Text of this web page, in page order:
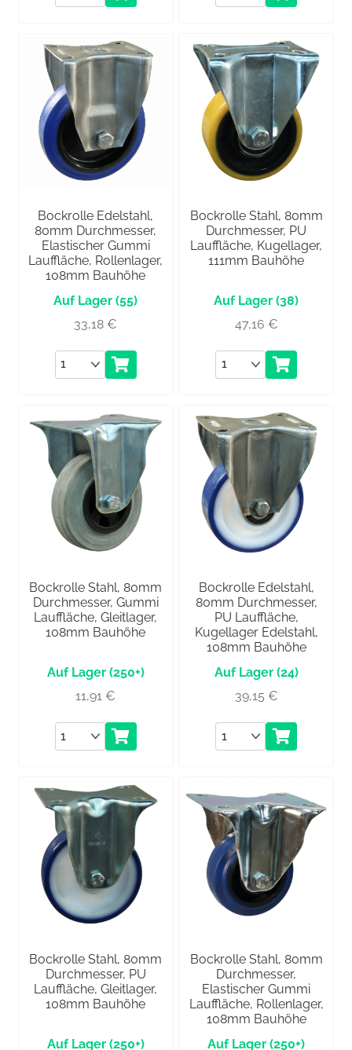
Bockrolle Edelstahl,
80mm Durchmesser,
Elastischer Gummi
Lauffläche, Rollenlager,
108mm Bauhöhe
(55)
33,18€
Anzahl
Bockrolle Stahl, 80mm
Durchmesser, PU
Lauffläche, Kugellager,
111mm Bauhöhe
(38)
47,16 €
Anzahl
Bockrolle Stahl, 80mm
Durchmesser, Gummi
Lauffläche, Gleitlager,
108mm Bauhöhe
(250+)
11,91€
Anzahl
Bockrolle Edelstahl,
80mm Durchmesser,
PU Lauffläche,
Kugellager Edelstahl,
108mm Bauhöhe
(24)
39,15 €
Anzahl
Bockrolle Stahl, 80mm
Durchmesser, PU
Lauffläche, Gleitlager,
108mm Bauhöhe
(250+)
Bockrolle Stahl, 80mm
Durchmesser,
Elastischer Gummi
Lauffläche, Rollenlager,
108mm Bauhöhe
(250+)